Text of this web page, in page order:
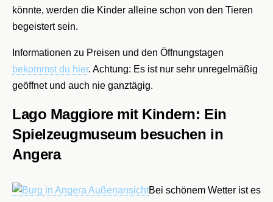
könnte, werden die Kinder alleine schon von den Tieren
begeistert sein.
Informationen zu Preisen und den Öffnungstagen
bekommst du hier. Achtung: Es ist nur sehr unregelmäßig
geöffnet und auch nie ganztägig.
Lago Maggiore mit Kindern: Ein
Spielzeugmuseum besuchen in
Angera
Bei schönem Wetter ist es